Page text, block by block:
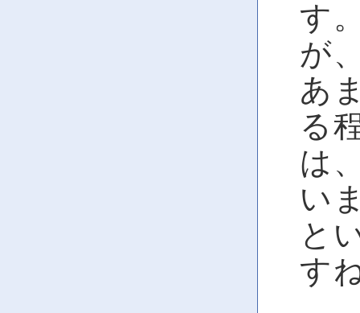
す
が
あ
る
は
い
と
す